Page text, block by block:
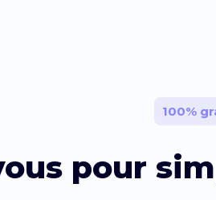
100%
pour